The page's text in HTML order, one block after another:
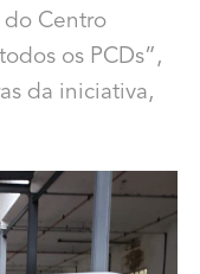
do Centro
os PCDs”,
da iniciativa,